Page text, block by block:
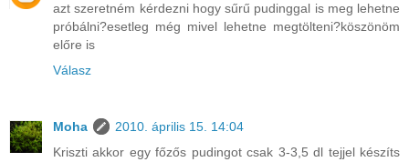
azt szeretném kérdezni hogy sűrű pudinggal is meg lehetne
próbálni?esetleg még mivel lehetne megtölteni?köszönöm
előre is
Válasz
Moha
2010. április 15. 14:04
Kriszti akkor egy főzős pudingot csak 3-3,5 dl tejjel készíts